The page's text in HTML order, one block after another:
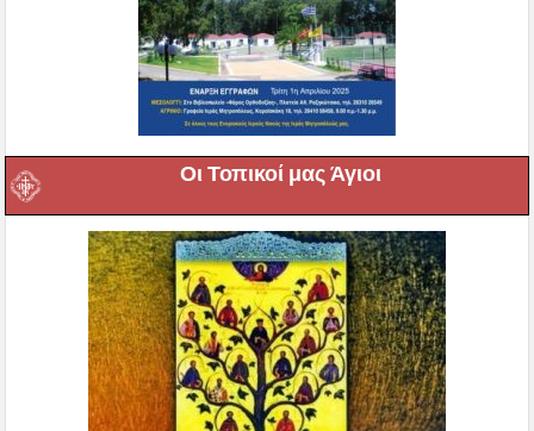
Οι Τοπικοί μας Άγιοι